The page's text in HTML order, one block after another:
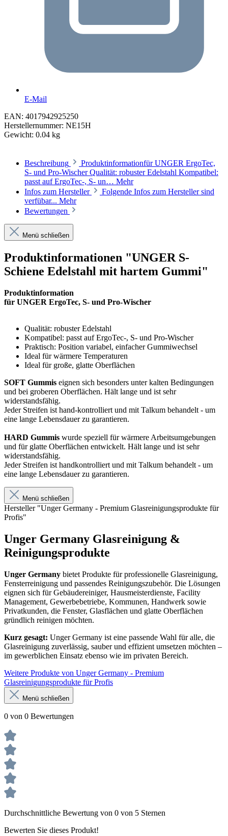
E-Mail
EAN: 4017942925250
Herstellernummer: NE15H
Gewicht: 0.04 kg
Beschreibung
Produktinformationfür UNGER ErgoTec,
S- und Pro-Wischer Qualität: robuster Edelstahl Kompatibel:
passt auf ErgoTec-, S- un… Mehr
Infos zum Hersteller
Folgende Infos zum Hersteller sind
verfübar... Mehr
Bewertungen
Menü schließen
Produktinformationen "UNGER S-
Schiene Edelstahl mit hartem Gummi"
Produktinformation
für UNGER ErgoTec, S- und Pro-Wischer
Qualität: robuster Edelstahl
Kompatibel: passt auf ErgoTec-, S- und Pro-Wischer
Praktisch: Position variabel, einfacher Gummiwechsel
Ideal für wärmere Temperaturen
Ideal für große, glatte Oberflächen
SOFT Gummis eignen sich besonders unter kalten Bedingungen
und bei groberen Oberflächen. Hält lange und ist sehr
widerstandsfähig.
Jeder Streifen ist hand-kontrolliert und mit Talkum behandelt - um
eine lange Lebensdauer zu garantieren.
HARD Gummis wurde speziell für wärmere Arbeitsumgebungen
und für glatte Oberflächen entwickelt. Hält lange und ist sehr
widerstandsfähig.
Jeder Streifen ist handkontrolliert und mit Talkum behandelt - um
eine lange Lebensdauer zu garantieren.
Menü schließen
Hersteller "Unger Germany - Premium Glasreinigungsprodukte für
Profis"
Unger Germany Glasreinigung &
Reinigungsprodukte
Unger Germany bietet Produkte für professionelle Glasreinigung,
Fensterreinigung und passendes Reinigungszubehör. Die Lösungen
eignen sich für Gebäudereiniger, Hausmeisterdienste, Facility
Management, Gewerbebetriebe, Kommunen, Handwerk sowie
Privatkunden, die Fenster, Glasflächen und glatte Oberflächen
gründlich reinigen möchten.
Kurz gesagt: Unger Germany ist eine passende Wahl für alle, die
Glasreinigung zuverlässig, sauber und effizient umsetzen möchten –
im gewerblichen Einsatz ebenso wie im privaten Bereich.
Weitere Produkte von Unger Germany - Premium
Glasreinigungsprodukte für Profis
Menü schließen
0 von 0 Bewertungen
Durchschnittliche Bewertung von 0 von 5 Sternen
Bewerten Sie dieses Produkt!